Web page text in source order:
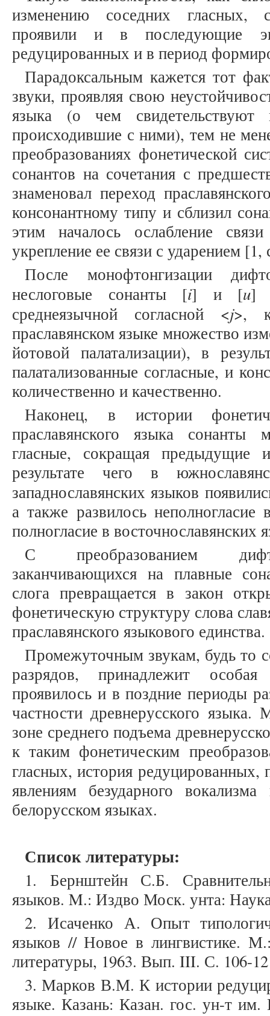
изменению соседних гласных,
проявили и в последующие
редуцированных и в период
Парадоксальным кажется тот
звуки, проявляя свою
языка (о чем свидетельствуют
происходившие с ними), тем не
преобразованиях фонетической
сонантов на сочетания с
знаменовал переход
консонантному типу и сблизил
этим началось ослабление
укрепление ее связи с ударением
После монофтонгизации
неслоговые сонанты [i] и [u]
среднеязычной согласной <j>,
праславянском языке множество
йотовой палатализации), в
палатализованные согласные, и
количественно и качественно.
Наконец, в истории
праславянского языка сонанты
гласные, сокращая предыдущие
результате чего в
западнославянских языков
а также развилось
полногласие в восточнославянских
С преобразованием
заканчивающихся на плавные
слога превращается в закон
фонетическую структуру слова
праславянского языкового единства.
Промежуточным звукам, будь то
разрядов, принадлежит
проявилось и в поздние периоды
частности древнерусского
зоне среднего подъема
к таким фонетическим
гласных, история редуцированных,
явлениям безударного
белорусском языках.
Список литературы:
1. Бернштейн С.Б.
языков. M.: Изд­во Моск. ун­та:
2. Исаченко А. Опыт
языков // Новое в лингвистике.
литературы, 1963. Вып. III. С. 106-
3. Марков В.М. К истории
языке. Казань: Казан. гос. ун-т